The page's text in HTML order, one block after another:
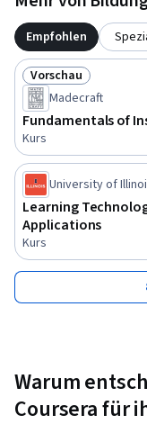
Empfohlen
Status: Vorschau
Vorschau
Madecraft
Fundamentals of
Kurs
University of
Learning
Applications
Kurs
Warum
Coursera für